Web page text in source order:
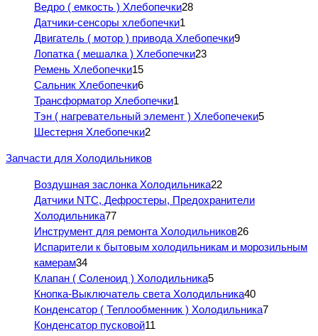
Ведро ( емкость ) Хлебопечки28
Датчики-сенсоры хлебопечки1
Двигатель ( мотор ) привода Хлебопечки9
Лопатка ( мешалка ) Хлебопечки23
Ремень Хлебопечки15
Сальник Хлебопечки6
Трансформатор Хлебопечки1
Тэн ( нагревательный элемент ) Хлебопечеки5
Шестерня Хлебопечки2
Запчасти для Холодильников
Воздушная заслонка Холодильника22
Датчики NTC, Дефростеры, Предохранители
Холодильника77
Инструмент для ремонта Холодильников26
Испарители к бытовым холодильникам и морозильным
камерам34
Клапан ( Соленоид ) Холодильника5
Кнопка-Выключатель света Холодильника40
Конденсатор ( Теплообменник ) Холодильника7
Конденсатор пусковой11